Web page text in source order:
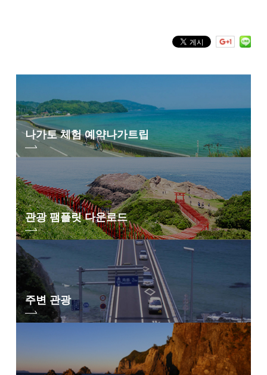
나가토 체험 예약나가트립
관광 팸플릿 다운로드
주변 관광